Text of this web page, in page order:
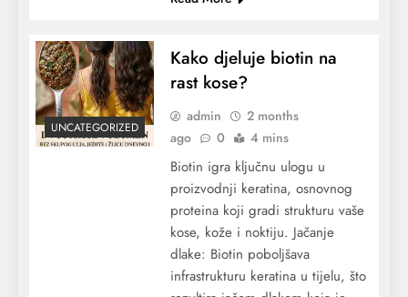
UNCATEGORIZED
Kako djeluje biotin na
rast kose?
admin
2 months
ago
0 4 mins
Biotin igra ključnu ulogu u
proizvodnji keratina, osnovnog
proteina koji gradi strukturu vaše
kose, kože i noktiju. Jačanje
dlake: Biotin poboljšava
infrastrukturu keratina u tijelu, što